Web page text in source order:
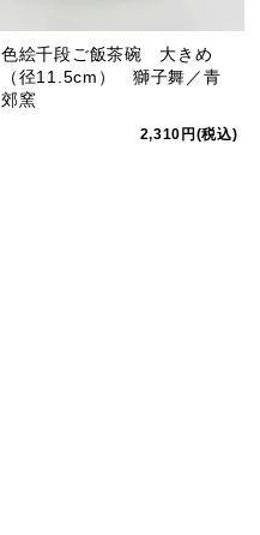
色絵千段ご飯茶碗 大きめ
（径11.5cm） 獅子舞／青
郊窯
2,310円(税込)